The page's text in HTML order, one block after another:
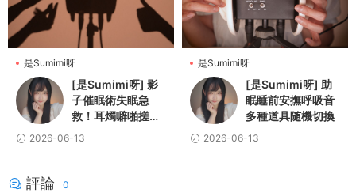
是Sumimi呀
[是Sumimi呀] 影
子催眠術失眠急
救！耳燭噼啪搓手
馬尾絲刷麥水沙漏
2026-06-13
是Sumimi呀
[是Sumimi呀] 助
眠睡前安撫呼吸音
多種道具随機切換
2026-06-13
評論 0